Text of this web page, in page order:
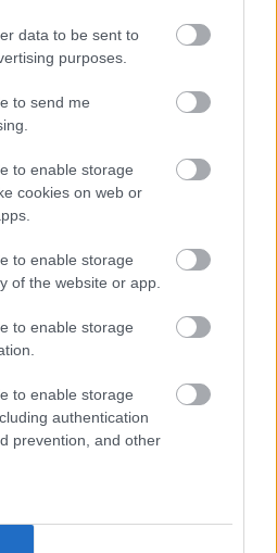
data to be sent to
purposes.
to send me
to enable storage
cookies on web or
to enable storage
of the website or app.
to enable storage
to enable storage
authentication
prevention, and other
για διαφραγματοκήλη
και γαστροοισοφαγική
παλινδρόμηση
Δύο στους πέντε
Έλληνες ταλαιπωρούνται
από γαστροοισοφαγική
τους αναστολείς αντλίας
άνοιας